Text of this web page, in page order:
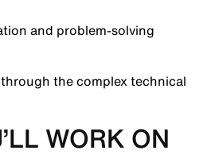
and problem-solving
the complex technical
WORK ON